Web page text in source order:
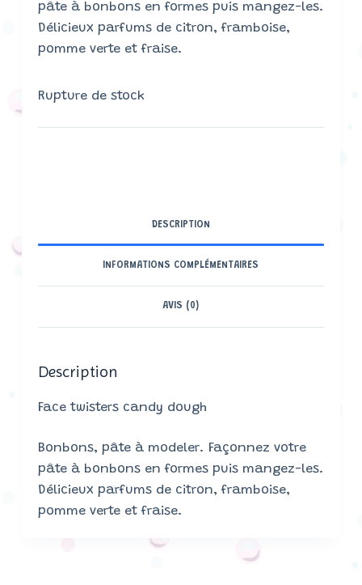
pâte à bonbons en formes puis mangez-les.
Délicieux parfums de citron, framboise,
pomme verte et fraise.
Rupture de stock
DESCRIPTION
INFORMATIONS COMPLÉMENTAIRES
AVIS (0)
Description
Face twisters candy dough
Bonbons, pâte à modeler. Façonnez votre
pâte à bonbons en formes puis mangez-les.
Délicieux parfums de citron, framboise,
pomme verte et fraise.